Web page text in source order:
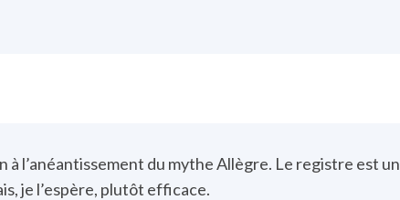
l’anéantissement du mythe Allègre. Le registre est un
je l’espère, plutôt efficace.